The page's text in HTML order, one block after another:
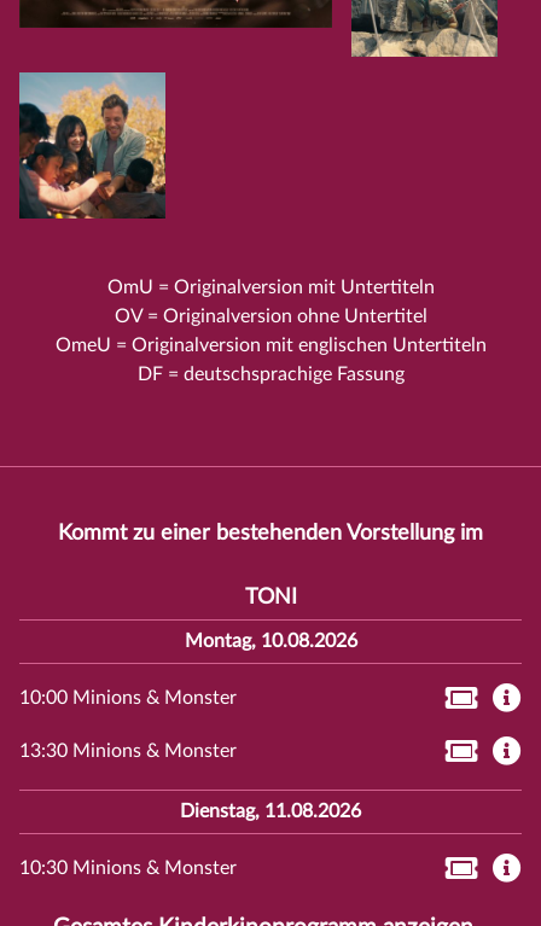
OmU = Originalversion mit Untertiteln
OV = Originalversion ohne Untertitel
OmeU = Originalversion mit englischen Untertiteln
DF = deutschsprachige Fassung
Kommt zu einer bestehenden Vorstellung im
TONI
Montag, 10.08.2026
10:00 Minions & Monster
13:30 Minions & Monster
Dienstag, 11.08.2026
10:30 Minions & Monster